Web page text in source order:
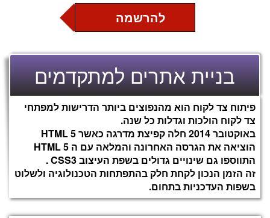
להרשמה
בניית אתרים למתקדמים
פיתוח צד לקוח הוא מהנפוצים ביותר הדרישות למפתחי
צד לקוח הולכות וגדלות כל שנה.
באוקטובר 2014 חלה קפיצת מדרגה כאשר HTML 5
הוציאה את הגרסה האחרונה והמלאה עם ה HTML 5
התווספו גם שינויים גדולים בשפת העיצוב CSS3 .
זה הזמן הנכון לקחת חלק בהתפתחות הטכנולוגיה ולשלוט
בשפות העדכניות בתחום.
מבוא לעולם האינטרנט
מושגי יסוד
פרוטוקול HTTP
סוגי דפדפנים
שרתי אינטרנט
תקינה
טכנולוגיות צד שרת וצד לקוח
HTML + HTML 5
מבנה ועקרונות התחביר
תגיות נפוצות ומאפיינים
מסלול פעם בשבוע
6 שעות כל מפגש
מסלול פעמיים בשבוע
3.5 שעות כל מפגש
מסלול שלוש פעמים בשבוע
2.5 שעות כל מפגש